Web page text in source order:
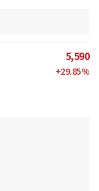
5,590
+29.85%